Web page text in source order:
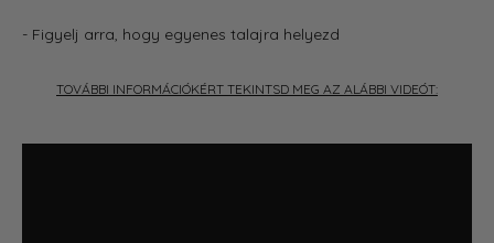
- Figyelj arra, hogy egyenes talajra helyezd
TOVÁBBI INFORMÁCIÓKÉRT TEKINTSD MEG AZ ALÁBBI VIDEÓT: